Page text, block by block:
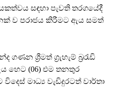
සඳහා පැවති තරගයේදී
ව පරාජය කිරීමට ඇය සමත්
ගණන ශ්‍රීමත් ග්‍රැහැම් බ්‍රරැඩි
හෙට (06) එම තනතුර
මාධ්‍ය වැඩිදුරටත් වාර්තා